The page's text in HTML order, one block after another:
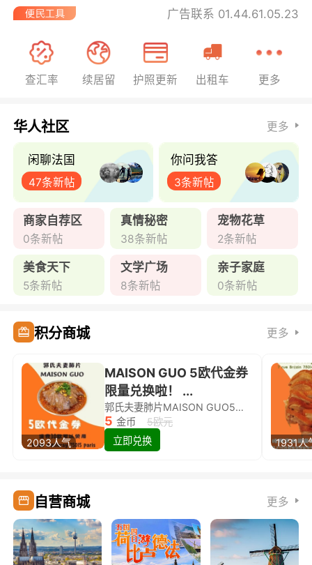
广告联系 01.44.61.05.23
查汇率 续居留 护照更新 出租车 更多
华人社区 更多
闲聊法国
47条新帖
你问我答
3条新帖
商家自荐区
0条新帖
真情秘密
38条新帖
宠物花草
2条新帖
美食天下
5条新帖
文学广场
8条新帖
亲子家庭
0条新帖
积分商城 更多
2093人气
MAISON GUO 5欧代金券
限量兑换啦！ ...
郭氏夫妻肺片MAISON GUO5欧代金券限量兑换啦！
5 金币
5欧元
立即兑换
1931人
自营商城 更多